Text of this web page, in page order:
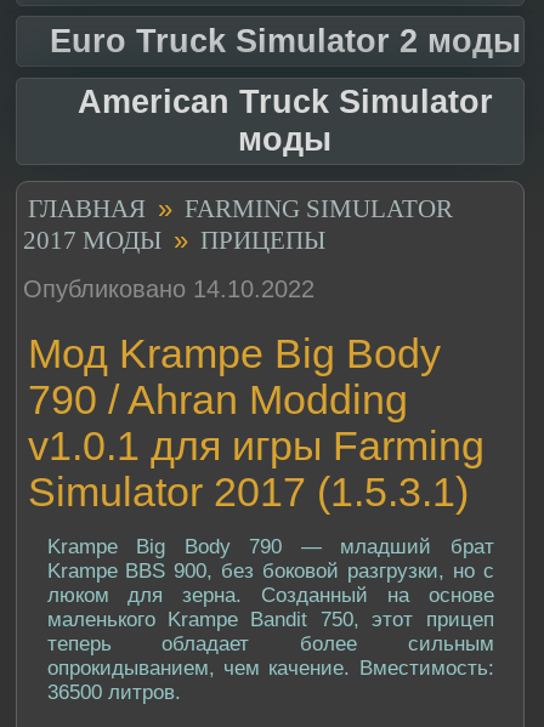
Euro Truck Simulator 2 моды
American Truck Simulator
моды
ГЛАВНАЯ » FARMING SIMULATOR
2017 МОДЫ » ПРИЦЕПЫ
Опубликовано 14.10.2022
Мод Krampe Big Body
790 / Ahran Modding
v1.0.1 для игры Farming
Simulator 2017 (1.5.3.1)
Krampe Big Body 790 — младший брат
Krampe BBS 900, без боковой разгрузки, но с
люком для зерна. Созданный на основе
маленького Krampe Bandit 750, этот прицеп
теперь обладает более сильным
опрокидыванием, чем качение. Вместимость:
36500 литров.